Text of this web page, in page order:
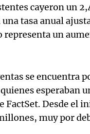
cayeron un
tasa anual
representa un
se encuentra
esperaban
FactSet. Desde el
muy por